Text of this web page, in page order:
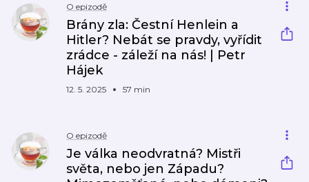
O epizodě
Brány zla: Čestní Henlein a
Hitler? Nebát se pravdy, vyřídit
zrádce - záleží na nás! | Petr
Hájek
12. 5. 2025 57 min
O epizodě
Je válka neodvratná? Mistři
světa, nebo jen Západu?